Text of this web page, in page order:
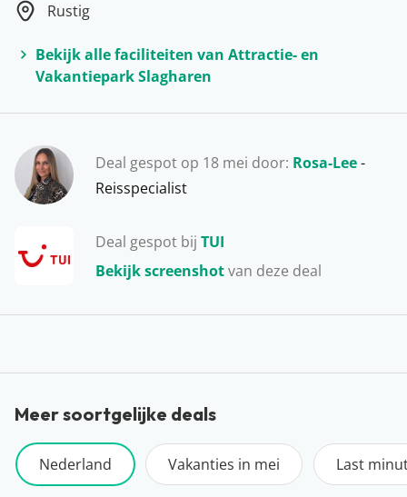
Deal gespot op 18 mei door: Rosa-Lee-
Reisspecialist
Deal gespot bij TUI
Bekijk screenshotvan deze deal
Rustig
Bekijk alle faciliteiten van Attractie- en
Vakantiepark Slagharen
Meer soortgelijke deals
Nederland Vakanties in mei Last